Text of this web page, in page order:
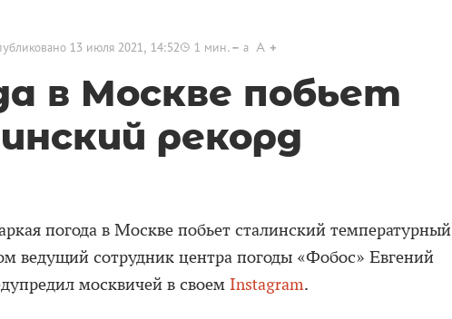
13 июля 2021, 14:52 1 мин. a A
в Москве побьет
рекорд
погода в Москве побьет сталинский температурный
ведущий сотрудник центра погоды «Фобос» Евгений
москвичей в своем Instagram.